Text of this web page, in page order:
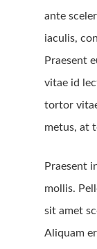
ante
iaculis,
Praesent
vitae id
tortor
metus, at
Praesent
mollis.
sit amet
Aliquam